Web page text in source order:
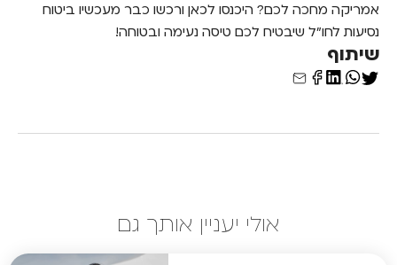
אמריקה מחכה לכם? היכנסו לכאן ורכשו כבר מעכשיו ביטוח
נסיעות לחו"ל שיבטיח לכם טיסה נעימה ובטוחה!
שיתוף
אולי יעניין אותך גם